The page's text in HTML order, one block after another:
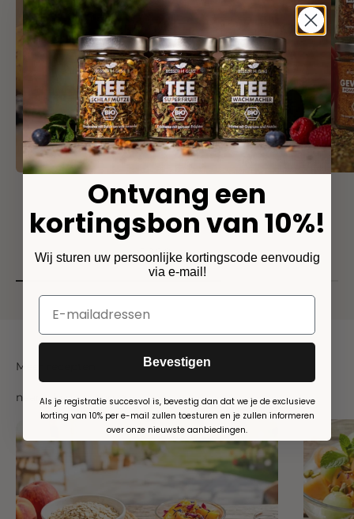
Frietjes liefde
Kruidenzout voor frietjes
Angebot
ab 5,90€
Meer recepten
naar alle recepten
Ontvang een
kortingsbon van 10%!
Wij sturen uw persoonlijke kortingscode eenvoudig
via e-mail!
Bevestigen
Als je registratie succesvol is, bevestig dan dat we je de exclusieve
korting van 10% per e-mail zullen toesturen en je zullen informeren
over onze nieuwste aanbiedingen.